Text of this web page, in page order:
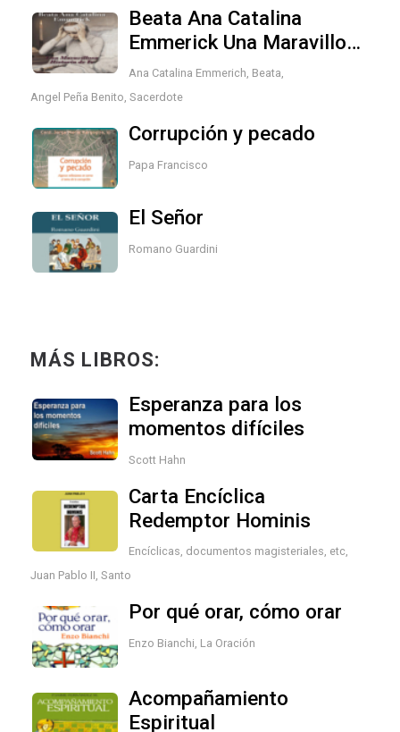
Beata Ana Catalina
Emmerick Una Maravillosa
Historia de Fe
Ana Catalina Emmerich, Beata,
Angel Peña Benito, Sacerdote
Corrupción y pecado
Papa Francisco
El Señor
Romano Guardini
MÁS LIBROS:
Esperanza para los
momentos difíciles
Scott Hahn
Carta Encíclica
Redemptor Hominis
Encíclicas, documentos magisteriales, etc,
Juan Pablo II, Santo
Por qué orar, cómo orar
Enzo Bianchi La Oración
Acompañamiento
Espiritual